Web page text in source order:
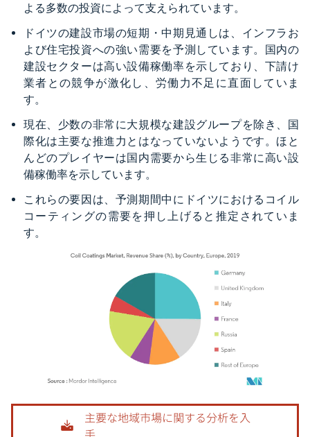
よる多数の投資によって支えられています。
ドイツの建設市場の短期・中期見通しは、インフラお
よび住宅投資への強い需要を予測しています。国内の
建設セクターは高い設備稼働率を示しており、下請け
業者との競争が激化し、労働力不足に直面していま
す。
現在、少数の非常に大規模な建設グループを除き、国
際化は主要な推進力とはなっていないようです。ほと
んどのプレイヤーは国内需要から生じる非常に高い設
備稼働率を示しています。
これらの要因は、予測期間中にドイツにおけるコイル
コーティングの需要を押し上げると推定されていま
す。
画像 © Mordor Intelligence。再利用にはCC BY 4.0の表示が必要です。